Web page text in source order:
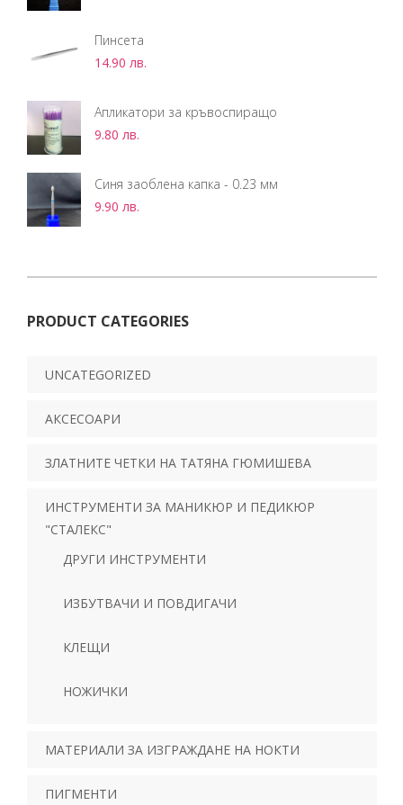
Пинсета
14.90 лв.
Апликатори за кръвоспиращо
9.80 лв.
Синя заоблена капка - 0.23 мм
9.90 лв.
PRODUCT CATEGORIES
UNCATEGORIZED
АКСЕСОАРИ
ЗЛАТНИТЕ ЧЕТКИ НА ТАТЯНА ГЮМИШЕВА
ИНСТРУМЕНТИ ЗА МАНИКЮР И ПЕДИКЮР
"СТАЛЕКС"
ДРУГИ ИНСТРУМЕНТИ
ИЗБУТВАЧИ И ПОВДИГАЧИ
КЛЕЩИ
НОЖИЧКИ
МАТЕРИАЛИ ЗА ИЗГРАЖДАНЕ НА НОКТИ
ПИГМЕНТИ